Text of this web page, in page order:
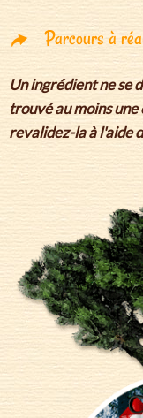
Parcours à
Un ingrédient ne se
trouvé au moins une
revalidez-la à l'aide